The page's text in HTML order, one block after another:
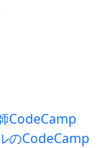
CodeCamp
のCodeCamp